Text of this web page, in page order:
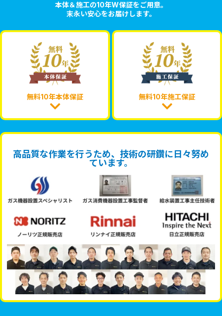
本体＆施工の10年W保証をご用意。
末永い安心をお届けします。
無料10年本体保証 無料10年施工保証
高品質な作業を行うため、技術の研鑽に日々努め
ています。